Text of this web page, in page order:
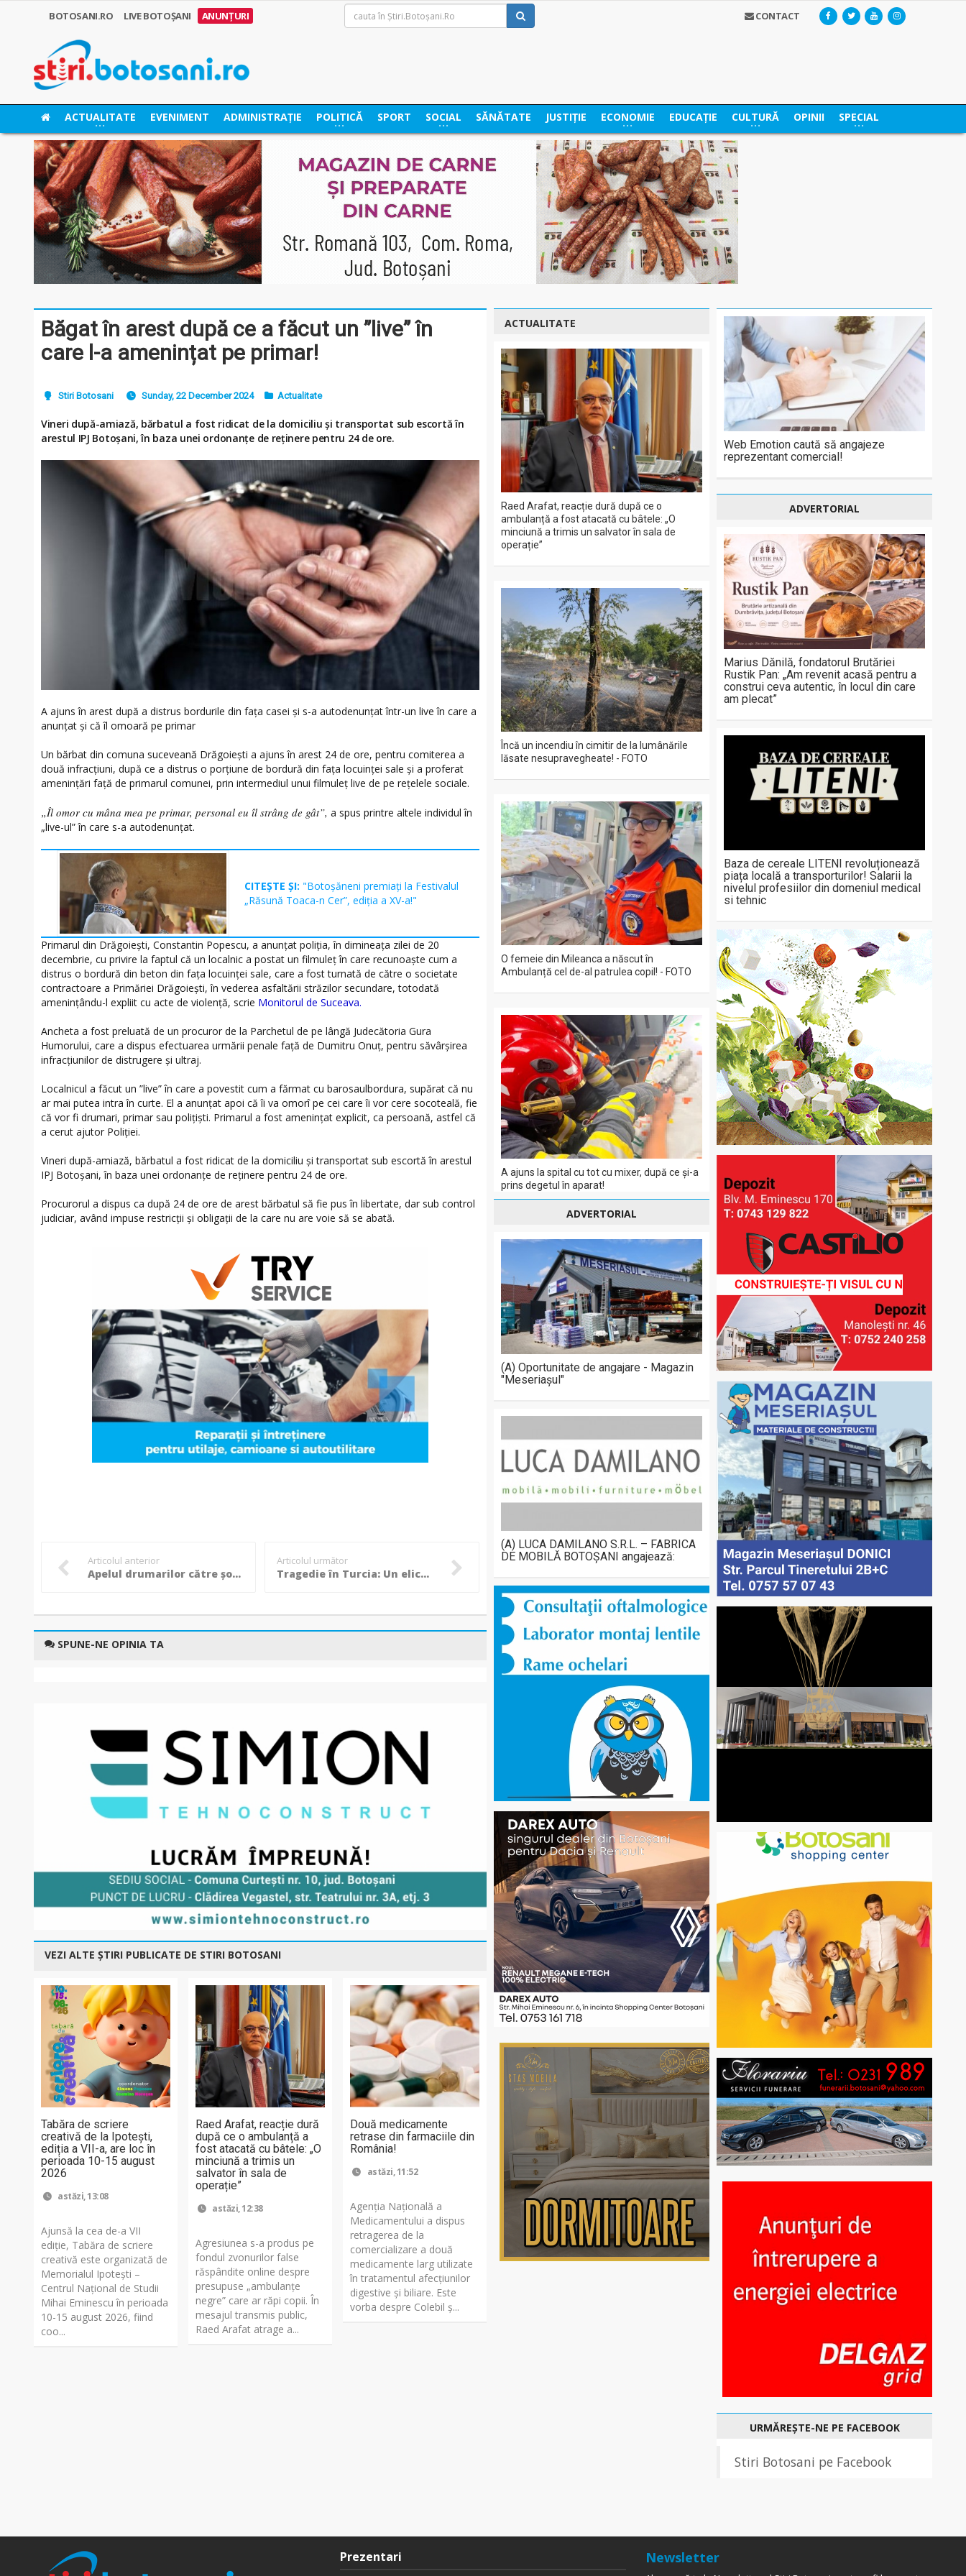
BOTOSANI.RO LIVE BOTOȘANI ANUNȚURI CONTACT
ACTUALITATE EVENIMENT ADMINISTRAȚIE POLITICĂ SPORT SOCIAL SĂNĂTATE JUSTIȚIE ECONOMIE EDUCAȚIE CULTURĂ OPINII SPECIAL
Băgat în arest după ce a făcut un ”live” în
care l-a amenințat pe primar!
Stiri Botosani Sunday, 22 December 2024 Actualitate
Vineri după-amiază, bărbatul a fost ridicat de la domiciliu și transportat sub escortă în
arestul IPJ Botoșani, în baza unei ordonanțe de reținere pentru 24 de ore.
A ajuns în arest după a distrus bordurile din fața casei și s-a autodenunțat într-un live în care a
anunțat și că îl omoară pe primar
Un bărbat din comuna suceveană Drăgoiești a ajuns în arest 24 de ore, pentru comiterea a
două infracțiuni, după ce a distrus o porțiune de bordură din fața locuinței sale și a proferat
amenințări față de primarul comunei, prin intermediul unui filmuleț live de pe rețelele sociale.
„Îl omor cu mâna mea pe primar, personal eu îl strâng de gât”, a spus printre altele individul în
„live-ul” în care s-a autodenunțat.
CITEȘTE ȘI: "Botoșăneni premiați la Festivalul
„Răsună Toaca-n Cer”, ediția a XV-a!"
Primarul din Drăgoiești, Constantin Popescu, a anunțat poliția, în dimineața zilei de 20
decembrie, cu privire la faptul că un localnic a postat un filmuleț în care recunoaște cum a
distrus o bordură din beton din fața locuinței sale, care a fost turnată de către o societate
contractoare a Primăriei Drăgoiești, în vederea asfaltării străzilor secundare, totodată
amenințându-l expliit cu acte de violență, scrie Monitorul de Suceava.
Ancheta a fost preluată de un procuror de la Parchetul de pe lângă Judecătoria Gura
Humorului, care a dispus efectuarea urmării penale față de Dumitru Onuț, pentru săvârșirea
infracțiunilor de distrugere și ultraj.
Localnicul a făcut un ”live” în care a povestit cum a fărmat cu barosaulbordura, supărat că nu
ar mai putea intra în curte. El a anunțat apoi că îi va omorî pe cei care îi vor cere socoteală, fie
că vor fi drumari, primar sau polițiști. Primarul a fost amenințat explicit, ca persoană, astfel că
a cerut ajutor Poliției.
Vineri după-amiază, bărbatul a fost ridicat de la domiciliu și transportat sub escortă în arestul
IPJ Botoșani, în baza unei ordonanțe de reținere pentru 24 de ore.
Procurorul a dispus ca după 24 de ore de arest bărbatul să fie pus în libertate, dar sub control
judiciar, având impuse restricții și obligații de la care nu are voie să se abată.
Articolul anterior
Apelul drumarilor către șoferii botoșăneni: ”Noi nu putem combate viteza excesivă cu sare!”
Articolul următor
Tragedie în Turcia: Un elicopter medical s-a lovit de clădirea spitalului din curtea căruia decolase, patru oameni au murit!
SPUNE-NE OPINIA TA
VEZI ALTE ȘTIRI PUBLICATE DE STIRI BOTOSANI
Tabăra de scriere
creativă de la Ipotești,
ediția a VII-a, are loc în
perioada 10-15 august
2026
astăzi, 13:08
Ajunsă la cea de-a VII
ediție, Tabăra de scriere
creativă este organizată de
Memorialul Ipotești –
Centrul Național de Studii
Mihai Eminescu în perioada
10-15 august 2026, fiind
coo...
Raed Arafat, reacție dură
după ce o ambulanță a
fost atacată cu bâtele: „O
minciună a trimis un
salvator în sala de
operație”
astăzi, 12:38
Agresiunea s-a produs pe
fondul zvonurilor false
răspândite online despre
presupuse „ambulanțe
negre” care ar răpi copii. În
mesajul transmis public,
Raed Arafat atrage a...
Două medicamente
retrase din farmaciile din
România!
astăzi, 11:52
Agenția Națională a
Medicamentului a dispus
retragerea de la
comercializare a două
medicamente larg utilizate
în tratamentul afecțiunilor
digestive și biliare. Este
vorba despre Colebil ș...
ACTUALITATE
Raed Arafat, reacție dură după ce o
ambulanță a fost atacată cu bâtele: „O
minciună a trimis un salvator în sala de
operație”
Încă un incendiu în cimitir de la lumânările
lăsate nesupravegheate! - FOTO
O femeie din Mileanca a născut în
Ambulanță cel de-al patrulea copil! - FOTO
A ajuns la spital cu tot cu mixer, după ce și-a
prins degetul în aparat!
ADVERTORIAL
(A) Oportunitate de angajare - Magazin
"Meseriașul"
(A) LUCA DAMILANO S.R.L. – FABRICA
DE MOBILĂ BOTOȘANI angajează:
Web Emotion caută să angajeze
reprezentant comercial!
ADVERTORIAL
Marius Dănilă, fondatorul Brutăriei
Rustik Pan: „Am revenit acasă pentru a
construi ceva autentic, în locul din care
am plecat”
Baza de cereale LITENI revoluționează
piața locală a transporturilor! Salarii la
nivelul profesiilor din domeniul medical
si tehnic
URMĂREȘTE-NE PE FACEBOOK
Stiri Botosani pe Facebook
Prezentari Newsletter